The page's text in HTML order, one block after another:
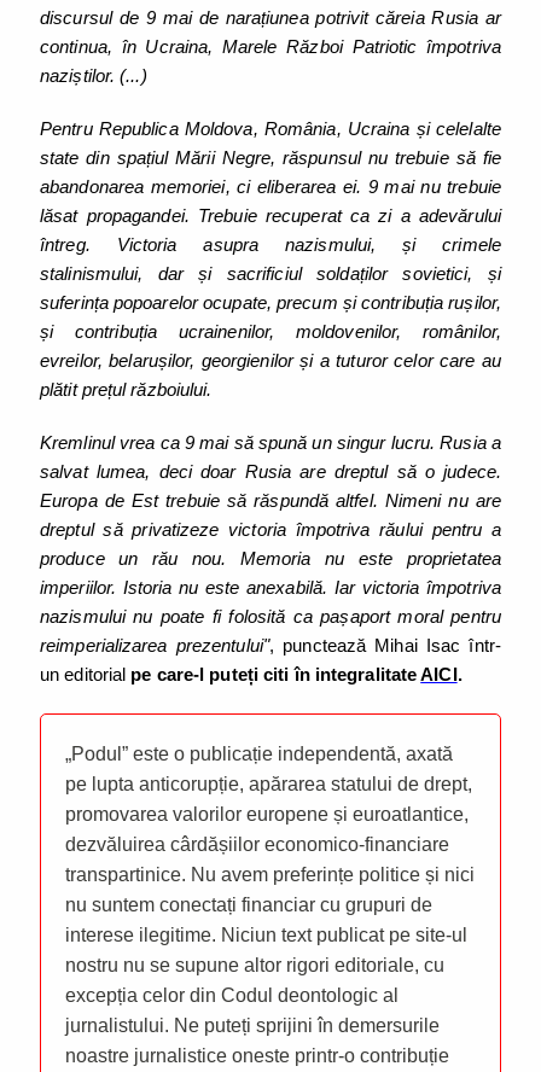
discursul de 9 mai de narațiunea potrivit căreia Rusia ar
continua, în Ucraina, Marele Război Patriotic împotriva
naziștilor. (...)
Pentru Republica Moldova, România, Ucraina și celelalte
state din spațiul Mării Negre, răspunsul nu trebuie să fie
abandonarea memoriei, ci eliberarea ei. 9 mai nu trebuie
lăsat propagandei. Trebuie recuperat ca zi a adevărului
întreg. Victoria asupra nazismului, și crimele
stalinismului, dar și sacrificiul soldaților sovietici, și
suferința popoarelor ocupate, precum și contribuția rușilor,
și contribuția ucrainenilor, moldovenilor, românilor,
evreilor, belarușilor, georgienilor și a tuturor celor care au
plătit prețul războiului.
Kremlinul vrea ca 9 mai să spună un singur lucru. Rusia a
salvat lumea, deci doar Rusia are dreptul să o judece.
Europa de Est trebuie să răspundă altfel. Nimeni nu are
dreptul să privatizeze victoria împotriva răului pentru a
produce un rău nou. Memoria nu este proprietatea
imperiilor. Istoria nu este anexabilă. Iar victoria împotriva
nazismului nu poate fi folosită ca pașaport moral pentru
reimperializarea prezentului", punctează Mihai Isac într-
un editorial pe care-l puteți citi în integralitateAICI.
„Podul” este o publicație independentă, axată
pe lupta anticorupție, apărarea statului de drept,
promovarea valorilor europene și euroatlantice,
dezvăluirea cârdășiilor economico-financiare
transpartinice. Nu avem preferințe politice și nici
nu suntem conectați financiar cu grupuri de
interese ilegitime. Niciun text publicat pe site-ul
nostru nu se supune altor rigori editoriale, cu
excepția celor din Codul deontologic al
jurnalistului. Ne puteți sprijini în demersurile
noastre jurnalistice oneste printr-o contribuție